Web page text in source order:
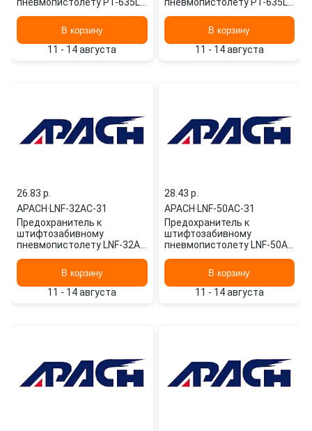
В корзину
11 - 14 августа
В корзину
11 - 14 августа
26.83 p.
APACH·LNF-32AC-31
Предохранитель к
штифтозабивному
пневмопистолету LNF-32AC
APACH
В корзину
11 - 14 августа
28.43 p.
APACH·LNF-50AC-31
Предохранитель к
штифтозабивному
пневмопистолету LNF-50AC
APACH
В корзину
11 - 14 августа